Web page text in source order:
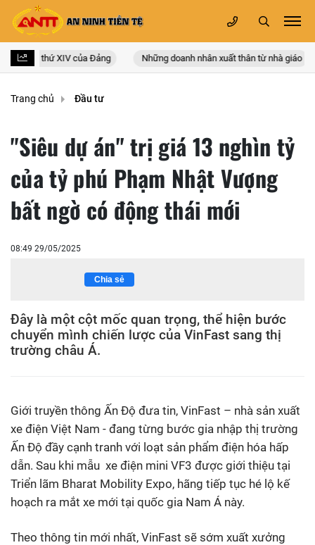
lần thứ XIV của Đảng Những doanh nhân xuất thân từ nhà giáo
Trang chủ Đầu tư
"Siêu dự án" trị giá 13 nghìn tỷ
của tỷ phú Phạm Nhật Vượng
bất ngờ có động thái mới
08:49 29/05/2025
Chia sẻ
Đây là một cột mốc quan trọng, thể hiện bước
chuyển mình chiến lược của VinFast sang thị
trường châu Á.
Giới truyền thông Ấn Độ đưa tin, VinFast – nhà sản xuất
xe điện Việt Nam - đang từng bước gia nhập thị trường
Ấn Độ đầy cạnh tranh với loạt sản phẩm điện hóa hấp
dẫn. Sau khi mẫu xe điện mini VF3 được giới thiệu tại
Triển lãm Bharat Mobility Expo, hãng tiếp tục hé lộ kế
hoạch ra mắt xe mới tại quốc gia Nam Á này.
Theo thông tin mới nhất, VinFast sẽ sớm xuất xưởng